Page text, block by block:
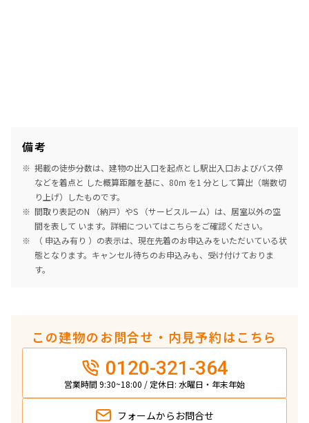
備考
掲載の徒歩分数は、建物の出入口を起点とし駅出入口およびバス停
などを着点と した概算距離を基に、80m を1 分として算出（端数切
り上げ）したものです。
間取り表記のN （納戸）やS （サービスルーム）は、居室以外の空
間を表して います。詳細についてはこちらをご確認ください。
（ 申込み有り ）の表示は、現在先着のお申込みをいただいている状
態となります。キャンセル待ちのお申込みも、受け付けておりま
す。
この建物のお問合せ・内見予約はこちら
0120-321-364
営業時間 9:30~18:00 / 定休日: 水曜日・年末年始
フォームから お問合せ